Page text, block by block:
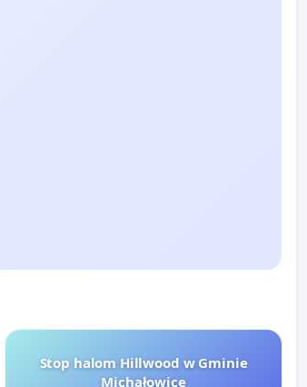
Stop halom Hillwood w Gminie
Michałowice